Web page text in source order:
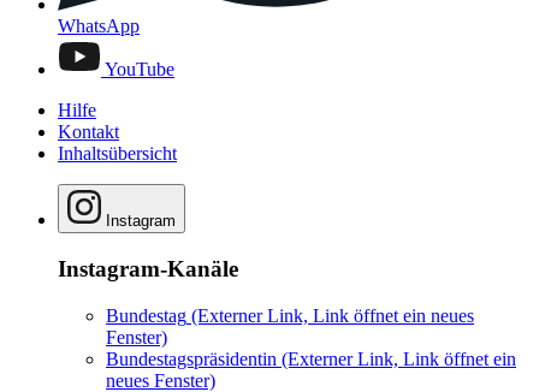
WhatsApp
YouTube
Hilfe
Kontakt
Inhaltsübersicht
Instagram
Instagram-Kanäle
Bundestag (Externer Link, Link öffnet ein neues
Fenster)
Bundestagspräsidentin (Externer Link, Link öffnet ein
neues Fenster)